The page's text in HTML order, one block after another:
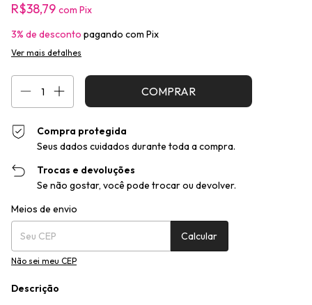
R$38,79 com Pix
3% de desconto pagando com Pix
Ver mais detalhes
Compra protegida
Seus dados cuidados durante toda a compra.
Trocas e devoluções
Se não gostar, você pode trocar ou devolver.
Entregas para o CEP:
Meios de envio
Calcular
Não sei meu CEP
Descrição